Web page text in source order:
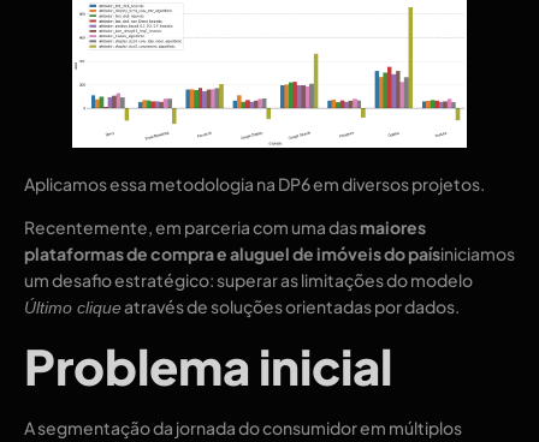
Aplicamos essa metodologia na DP6 em diversos projetos.
Recentemente, em parceria com uma dasmaiores
plataformas de compra e aluguel de imóveis do paísiniciamos
um desafio estratégico: superar as limitações do modelo
Último cliqueatravés de soluções orientadas por dados.
Problema inicial
A segmentação da jornada do consumidor em múltiplos